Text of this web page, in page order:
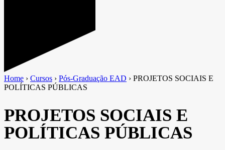
Home › Cursos › Pós-Graduação EAD › PROJETOS SOCIAIS E
POLÍTICAS PÚBLICAS
PROJETOS SOCIAIS E
POLÍTICAS PÚBLICAS